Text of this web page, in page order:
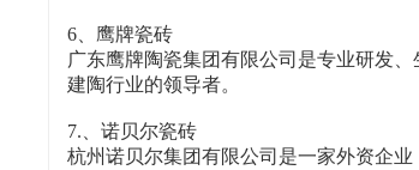
6、鹰牌瓷砖
广东鹰牌陶瓷集团有限公司是专业研发
建陶行业的领导者。
7.、诺贝尔瓷砖
杭州诺贝尔集团有限公司是一家外资企